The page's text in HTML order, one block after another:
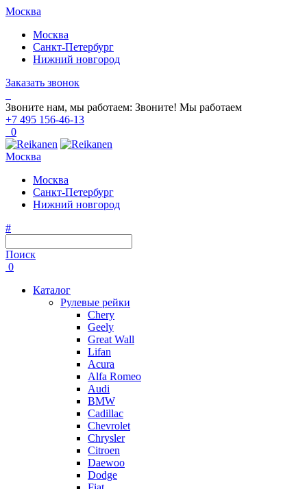
Москва
Москва
Санкт-Петербург
Нижний новгород
Заказать звонок
Звоните нам, мы работаем: Звоните! Мы работаем
+7 495 156-46-13
0
Москва
Москва
Санкт-Петербург
Нижний новгород
#
Поиск
0
Каталог
Рулевые рейки
Chery
Geely
Great Wall
Lifan
Acura
Alfa Romeo
Audi
BMW
Cadillac
Chevrolet
Chrysler
Citroen
Daewoo
Dodge